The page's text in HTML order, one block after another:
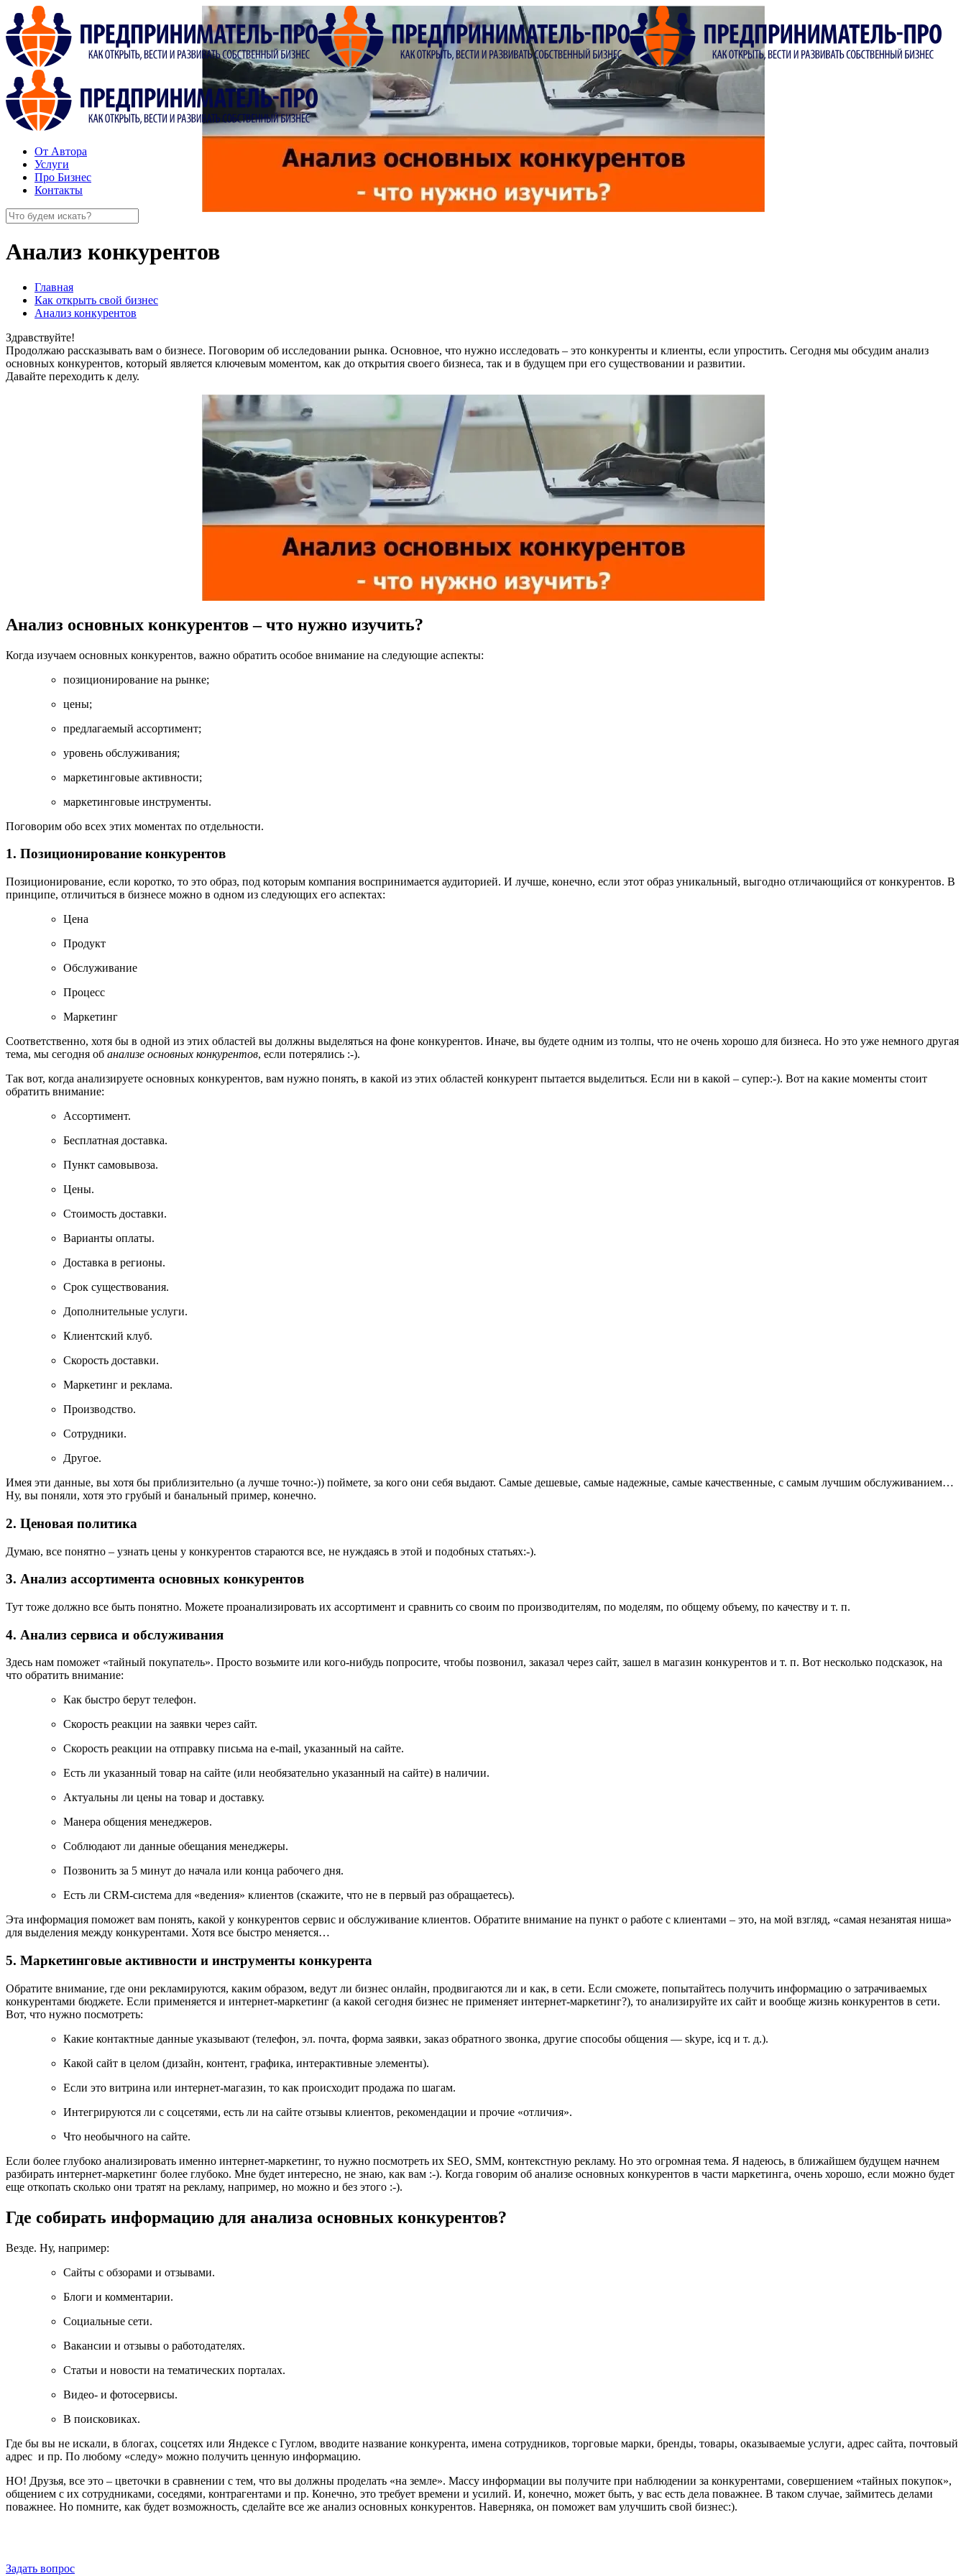
От Автора
Услуги
Про Бизнес
Контакты
Анализ конкурентов
Главная
Как открыть свой бизнес
Анализ конкурентов
Здравствуйте!
Продолжаю рассказывать вам о бизнесе. Поговорим об исследовании рынка. Основное, что нужно исследовать – это конкуренты и клиенты, если упростить. Сегодня мы обсудим анализ
основных конкурентов, который является ключевым моментом, как до открытия своего бизнеса, так и в будущем при его существовании и развитии.
Давайте переходить к делу.
Анализ основных конкурентов – что нужно изучить?
Когда изучаем основных конкурентов, важно обратить особое внимание на следующие аспекты:
позиционирование на рынке;
цены;
предлагаемый ассортимент;
уровень обслуживания;
маркетинговые активности;
маркетинговые инструменты.
Поговорим обо всех этих моментах по отдельности.
1. Позиционирование конкурентов
Позиционирование, если коротко, то это образ, под которым компания воспринимается аудиторией. И лучше, конечно, если этот образ уникальный, выгодно отличающийся от конкурентов. В
принципе, отличиться в бизнесе можно в одном из следующих его аспектах:
Цена
Продукт
Обслуживание
Процесс
Маркетинг
Соответственно, хотя бы в одной из этих областей вы должны выделяться на фоне конкурентов. Иначе, вы будете одним из толпы, что не очень хорошо для бизнеса. Но это уже немного другая
тема, мы сегодня об анализе основных конкурентов, если потерялись :-).
Так вот, когда анализируете основных конкурентов, вам нужно понять, в какой из этих областей конкурент пытается выделиться. Если ни в какой – супер:-). Вот на какие моменты стоит
обратить внимание:
Ассортимент.
Бесплатная доставка.
Пункт самовывоза.
Цены.
Стоимость доставки.
Варианты оплаты.
Доставка в регионы.
Срок существования.
Дополнительные услуги.
Клиентский клуб.
Скорость доставки.
Маркетинг и реклама.
Производство.
Сотрудники.
Другое.
Имея эти данные, вы хотя бы приблизительно (а лучше точно:-)) поймете, за кого они себя выдают. Самые дешевые, самые надежные, самые качественные, с самым лучшим обслуживанием…
Ну, вы поняли, хотя это грубый и банальный пример, конечно.
2. Ценовая политика
Думаю, все понятно – узнать цены у конкурентов стараются все, не нуждаясь в этой и подобных статьях:-).
3. Анализ ассортимента основных конкурентов
Тут тоже должно все быть понятно. Можете проанализировать их ассортимент и сравнить со своим по производителям, по моделям, по общему объему, по качеству и т. п.
4. Анализ сервиса и обслуживания
Здесь нам поможет «тайный покупатель». Просто возьмите или кого-нибудь попросите, чтобы позвонил, заказал через сайт, зашел в магазин конкурентов и т. п. Вот несколько подсказок, на
что обратить внимание:
Как быстро берут телефон.
Скорость реакции на заявки через сайт.
Скорость реакции на отправку письма на e-mail, указанный на сайте.
Есть ли указанный товар на сайте (или необязательно указанный на сайте) в наличии.
Актуальны ли цены на товар и доставку.
Манера общения менеджеров.
Соблюдают ли данные обещания менеджеры.
Позвонить за 5 минут до начала или конца рабочего дня.
Есть ли CRM-система для «ведения» клиентов (скажите, что не в первый раз обращаетесь).
Эта информация поможет вам понять, какой у конкурентов сервис и обслуживание клиентов. Обратите внимание на пункт о работе с клиентами – это, на мой взгляд, «самая незанятая ниша»
для выделения между конкурентами. Хотя все быстро меняется…
5. Маркетинговые активности и инструменты конкурента
Обратите внимание, где они рекламируются, каким образом, ведут ли бизнес онлайн, продвигаются ли и как, в сети. Если сможете, попытайтесь получить информацию о затрачиваемых
конкурентами бюджете. Если применяется и интернет-маркетинг (а какой сегодня бизнес не применяет интернет-маркетинг?), то анализируйте их сайт и вообще жизнь конкурентов в сети.
Вот, что нужно посмотреть:
Какие контактные данные указывают (телефон, эл. почта, форма заявки, заказ обратного звонка, другие способы общения — skype, icq и т. д.).
Какой сайт в целом (дизайн, контент, графика, интерактивные элементы).
Если это витрина или интернет-магазин, то как происходит продажа по шагам.
Интегрируются ли с соцсетями, есть ли на сайте отзывы клиентов, рекомендации и прочие «отличия».
Что необычного на сайте.
Если более глубоко анализировать именно интернет-маркетинг, то нужно посмотреть их SEO, SMM, контекстную рекламу. Но это огромная тема. Я надеюсь, в ближайшем будущем начнем
разбирать интернет-маркетинг более глубоко. Мне будет интересно, не знаю, как вам :-). Когда говорим об анализе основных конкурентов в части маркетинга, очень хорошо, если можно будет
еще откопать сколько они тратят на рекламу, например, но можно и без этого :-).
Где собирать информацию для анализа основных конкурентов?
Везде. Ну, например:
Сайты с обзорами и отзывами.
Блоги и комментарии.
Социальные сети.
Вакансии и отзывы о работодателях.
Статьи и новости на тематических порталах.
Видео- и фотосервисы.
В поисковиках.
Где бы вы не искали, в блогах, соцсетях или Яндексе с Гуглом, вводите название конкурента, имена сотрудников, торговые марки, бренды, товары, оказываемые услуги, адрес сайта, почтовый
адрес и пр. По любому «следу» можно получить ценную информацию.
НО! Друзья, все это – цветочки в сравнении с тем, что вы должны проделать «на земле». Массу информации вы получите при наблюдении за конкурентами, совершением «тайных покупок»,
общением с их сотрудниками, соседями, контрагентами и пр. Конечно, это требует времени и усилий. И, конечно, может быть, у вас есть дела поважнее. В таком случае, займитесь делами
поважнее. Но помните, как будет возможность, сделайте все же анализ основных конкурентов. Наверняка, он поможет вам улучшить свой бизнес:).
Задать вопрос